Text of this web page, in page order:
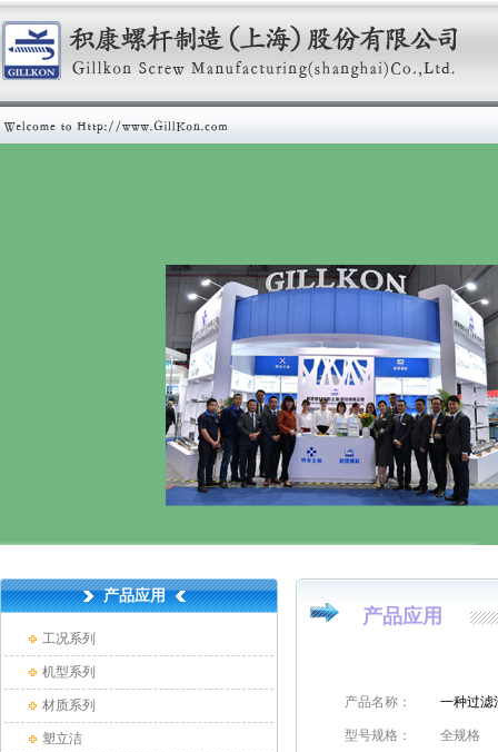
产品应用
工况系列
机型系列
材质系列
塑立洁
产品应用
产品名称： 一种过滤
型号规格： 全规格